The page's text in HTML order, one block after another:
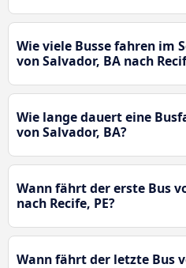
Wie viele Busse fahren im
von Salvador, BA nach
Wie lange dauert eine
von Salvador, BA?
Wann fährt der erste Bus
nach Recife, PE?
Wann fährt der letzte Bus